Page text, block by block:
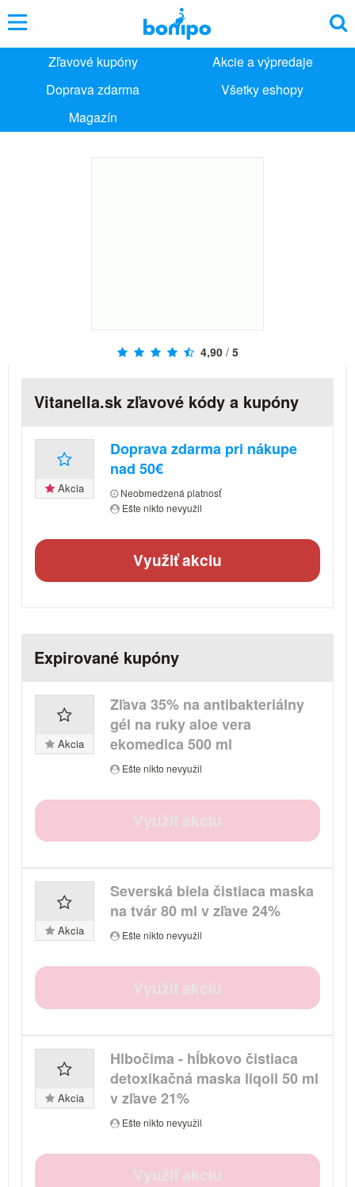
Zľavové kupóny
Akcie a výpredaje
Doprava zdarma
Všetky eshopy
Magazín
4,90/ 5
Vitanella.sk zľavové kódy a kupóny
Akcia
Doprava zdarma pri nákupe
nad 50€
Neobmedzená platnosť
Ešte nikto nevyužil
Využiť akciu
Expirované kupóny
Akcia
Zľava 35% na antibakteriálny
gél na ruky aloe vera
ekomedica 500 ml
Ešte nikto nevyužil
Využiť akciu
Akcia
Severská biela čistiaca maska
na tvár 80 ml v zľave 24%
Ešte nikto nevyužil
Využiť akciu
Akcia
Hlbočima - hĺbkovo čistiaca
detoxikačná maska liqoil 50 ml
v zľave 21%
Ešte nikto nevyužil
Využiť akciu